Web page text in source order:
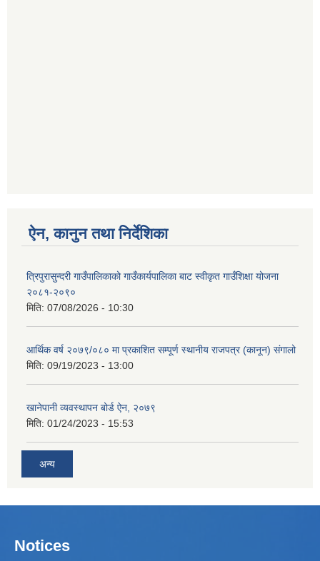
ऐन, कानुन तथा निर्देशिका
त्रिपुरासुन्दरी गाउँपालिकाको गाउँकार्यपालिका बाट स्वीकृत गाउँशिक्षा योजना
२०८१-२०९०
मिति: 07/08/2026 - 10:30
आर्थिक वर्ष २०७९/०८० मा प्रकाशित सम्पूर्ण स्थानीय राजपत्र (कानून) संगालो
मिति: 09/19/2023 - 13:00
खानेपानी व्यवस्थापन बोर्ड ऐन, २०७९
मिति: 01/24/2023 - 15:53
अन्य
Notices